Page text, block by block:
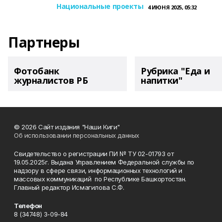
Национальные проекты 4 ИЮНЯ 2025, 05:32
Партнеры
Фотобанк
журналистов РБ
Рубрика "Еда и
напитки"
© 2026 Сайт издания "Наши Киги"
Об использовании персональных данных
Свидетельство о регистрации ПИ № ТУ 02-01793 от
19.05.2025г. Выдана Управлением Федеральной службы по
надзору в сфере связи, информационных технологий и
массовых коммуникаций по Республике Башкортостан.
Главный редактор Исмагилова С.Ф.
Телефон
8 (34748) 3-09-84